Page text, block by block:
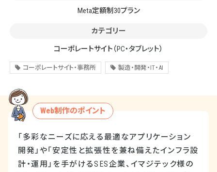
Meta定額制30プラン
カテゴリー
コーポレートサイト （PC・タブレット）
コーポレートサイト・事務所 製造・開発・IT・AI
Web制作のポイント
「多彩なニーズに応える最適なアプリケーション
開発」や「安定性と拡張性を兼ね備えたインフラ設
計・運用」を手がけるSES企業、イマジテック様の